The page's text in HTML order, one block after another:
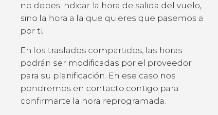
no debes indicar la hora de salida del vuelo,
sino la hora a la que quieres que pasemos a
por ti.
En los traslados compartidos, las horas
podrán ser modificadas por el proveedor
para su planificación. En ese caso nos
pondremos en contacto contigo para
confirmarte la hora reprogramada.